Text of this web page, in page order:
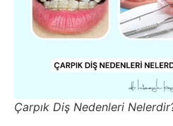
Çarpık Diş Nedenleri